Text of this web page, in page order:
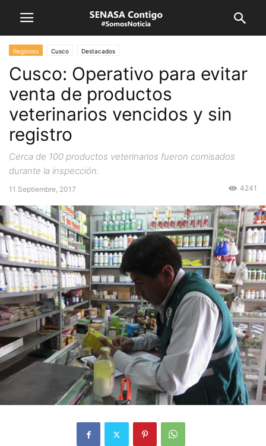
Regiones Cusco Destacados
Cusco: Operativo para evitar
venta de productos
veterinarios vencidos y sin
registro
Cerca de 100 productos veterinarios fueron comisados
durante la inspección.
11 Septiembre, 2017 4241